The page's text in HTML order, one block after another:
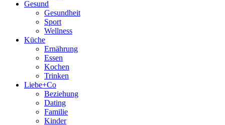
Gesund
Gesundheit
Sport
Wellness
Küche
Ernährung
Essen
Kochen
Trinken
Liebe+Co
Beziehung
Dating
Familie
Kinder